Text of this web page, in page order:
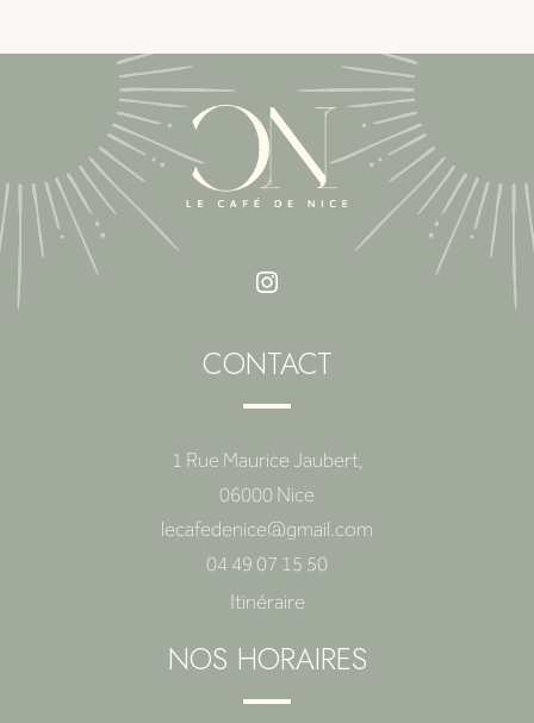
CONTACT
1 Rue Maurice Jaubert,
06000 Nice
lecafedenice@gmail.com
04 49 07 15 50
Itinéraire
NOS HORAIRES